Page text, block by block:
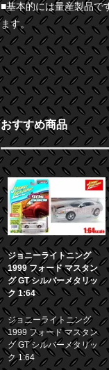
■基本的には量産製品で
ます。
おすすめ商品
ジョニーライトニング
1999 フォード マスタン
グ GT シルバーメタリッ
ク 1:64
ジョニーライトニング
1999 フォード マスタン
グ GT シルバーメタリッ
ク 1:64